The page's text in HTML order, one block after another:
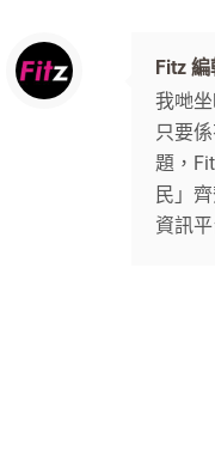
Fitz
我哋
只要
題，
民」
資訊平